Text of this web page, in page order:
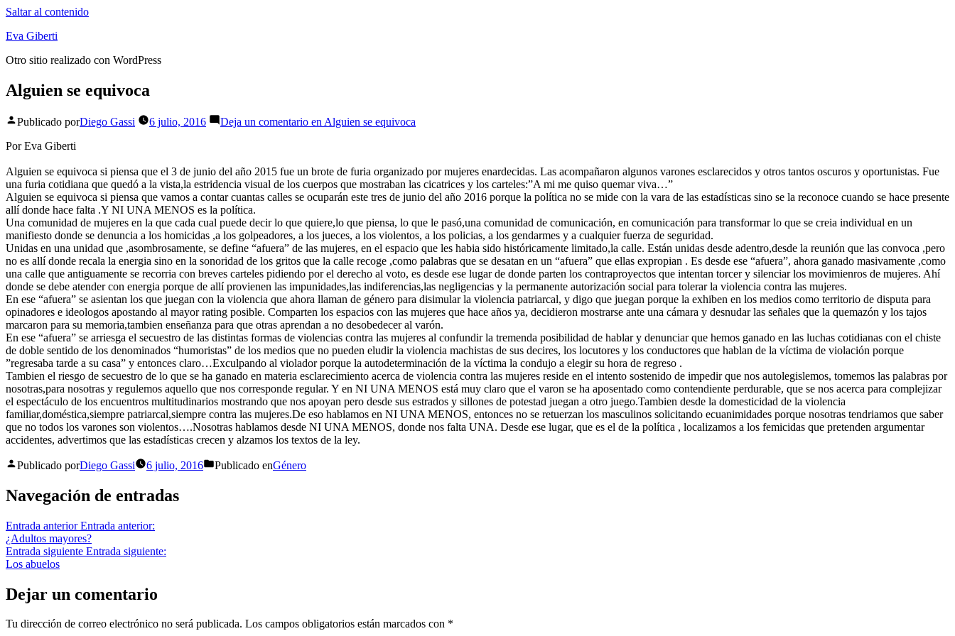
Saltar al contenido
Eva Giberti
Otro sitio realizado con WordPress
Alguien se equivoca
Publicado porDiego Gassi 6 julio, 2016 Deja un comentario en Alguien se equivoca
Por Eva Giberti
Alguien se equivoca si piensa que el 3 de junio del año 2015 fue un brote de furia organizado por mujeres enardecidas. Las acompañaron algunos varones esclarecidos y otros tantos oscuros y oportunistas. Fue
una furia cotidiana que quedó a la vista,la estridencia visual de los cuerpos que mostraban las cicatrices y los carteles:”A mi me quiso quemar viva…”
Alguien se equivoca si piensa que vamos a contar cuantas calles se ocuparán este tres de junio del año 2016 porque la política no se mide con la vara de las estadísticas sino se la reconoce cuando se hace presente
allí donde hace falta .Y NI UNA MENOS es la política.
Una comunidad de mujeres en la que cada cual puede decir lo que quiere,lo que piensa, lo que le pasó,una comunidad de comunicación, en comunicación para transformar lo que se creia individual en un
manifiesto donde se denuncia a los homicidas ,a los golpeadores, a los jueces, a los violentos, a los policias, a los gendarmes y a cualquier fuerza de seguridad.
Unidas en una unidad que ,asombrosamente, se define “afuera” de las mujeres, en el espacio que les habia sido históricamente limitado,la calle. Están unidas desde adentro,desde la reunión que las convoca ,pero
no es allí donde recala la energia sino en la sonoridad de los gritos que la calle recoge ,como palabras que se desatan en un “afuera” que ellas expropian . Es desde ese “afuera”, ahora ganado masivamente ,como
una calle que antiguamente se recorria con breves carteles pidiendo por el derecho al voto, es desde ese lugar de donde parten los contraproyectos que intentan torcer y silenciar los movimienros de mujeres. Ahí
donde se debe atender con energia porque de allí provienen las impunidades,las indiferencias,las negligencias y la permanente autorización social para tolerar la violencia contra las mujeres.
En ese “afuera” se asientan los que juegan con la violencia que ahora llaman de género para disimular la violencia patriarcal, y digo que juegan porque la exhiben en los medios como territorio de disputa para
opinadores e ideologos apostando al mayor rating posible. Comparten los espacios con las mujeres que hace años ya, decidieron mostrarse ante una cámara y desnudar las señales que la quemazón y los tajos
marcaron para su memoria,tambien enseñanza para que otras aprendan a no desobedecer al varón.
En ese “afuera” se arriesga el secuestro de las distintas formas de violencias contra las mujeres al confundir la tremenda posibilidad de hablar y denunciar que hemos ganado en las luchas cotidianas con el chiste
de doble sentido de los denominados “humoristas” de los medios que no pueden eludir la violencia machistas de sus decires, los locutores y los conductores que hablan de la víctima de violación porque
”regresaba tarde a su casa” y entonces claro…Exculpando al violador porque la autodeterminación de la víctima la condujo a elegir su hora de regreso .
Tambien el riesgo de secuestro de lo que se ha ganado en materia esclarecimiento acerca de violencia contra las mujeres reside en el intento sostenido de impedir que nos autolegislemos, tomemos las palabras por
nosotras,para nosotras y regulemos aquello que nos corresponde regular. Y en NI UNA MENOS está muy claro que el varon se ha aposentado como contendiente perdurable, que se nos acerca para complejizar
el espectáculo de los encuentros multitudinarios mostrando que nos apoyan pero desde sus estrados y sillones de potestad juegan a otro juego.Tambien desde la domesticidad de la violencia
familiar,doméstica,siempre patriarcal,siempre contra las mujeres.De eso hablamos en NI UNA MENOS, entonces no se retuerzan los masculinos solicitando ecuanimidades porque nosotras tendriamos que saber
que no todos los varones son violentos….Nosotras hablamos desde NI UNA MENOS, donde nos falta UNA. Desde ese lugar, que es el de la política , localizamos a los femicidas que pretenden argumentar
accidentes, advertimos que las estadísticas crecen y alzamos los textos de la ley.
Publicado porDiego Gassi 6 julio, 2016 Publicado enGénero
Navegación de entradas
Entrada anterior Entrada anterior:
¿Adultos mayores?
Entrada siguiente Entrada siguiente:
Los abuelos
Dejar un comentario
Tu dirección de correo electrónico no será publicada. Los campos obligatorios están marcados con *